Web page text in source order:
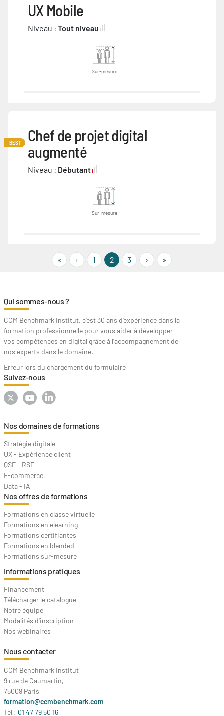
UX Mobile
Niveau : Tout niveau
Sur-mesure
BEST
Chef de projet digital
augmenté
Niveau : Débutant
Sur-mesure
« « First
‹ ‹‹ 1 2 3 › ›› »Last »
Qui sommes-nous ?
CCM Benchmark Institut, c'est 30 ans d'expérience dans la
formation professionnelle pour vous aider à développer
vos compétences en digital grâce à l’accompagnement de
nos experts dans le domaine.
Erreur lors du chargement du formulaire
Suivez-nous
Nos domaines de formations
Stratégie digitale
UX - Expérience client
QSE - RSE
E-commerce
Data - IA
Nos offres de formations
Formations en classe virtuelle
Formations en elearning
Formations certifiantes
Formations en blended
Formations sur-mesure
Informations pratiques
Financement
Télécharger le catalogue
Notre équipe
Modalités d'inscription
Nos webinaires
Nous contacter
CCM Benchmark Institut
9 rue de Caumartin,
75009 Paris
formation@ccmbenchmark.com
Tel : 01 47 79 50 16